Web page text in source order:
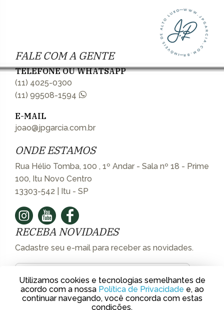
FALE COM A GENTE
TELEFONE OU WHATSAPP
(11) 4025-0300
(11) 99508-1594
E-MAIL
joao@jpgarcia.com.br
ONDE ESTAMOS
Rua Hélio Tomba, 100 , 1º Andar - Sala nº 18 - Prime
100, Itu Novo Centro
13303-542 | Itu - SP
RECEBA NOVIDADES
Cadastre seu e-mail para receber as novidades.
Utilizamos cookies e tecnologias semelhantes de
acordo com a nossa Política de Privacidade e, ao
continuar navegando, você concorda com estas
condições.